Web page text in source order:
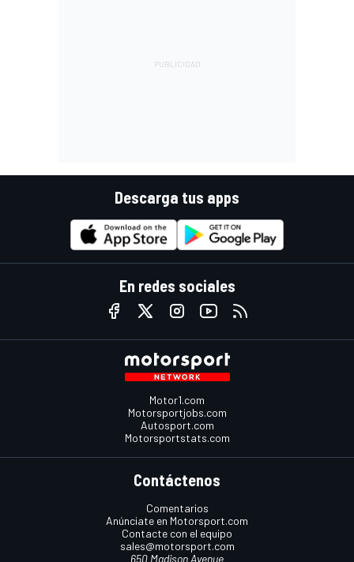
Descarga tus apps
En redes sociales
Motor1.com
Motorsportjobs.com
Autosport.com
Motorsportstats.com
Contáctenos
Comentarios
Anúnciate en Motorsport.com
Contacte con el equipo
sales@motorsport.com
650 Madison Avenue